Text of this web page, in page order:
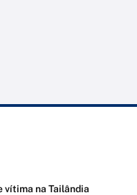
vítima na Tailândia